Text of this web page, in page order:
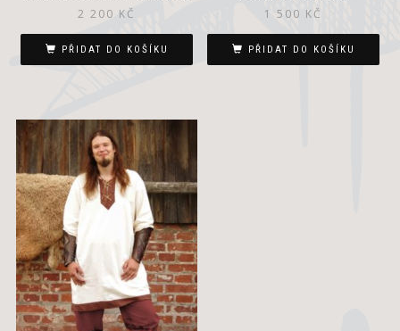
2 200 KČ
PŘIDAT DO KOŠÍKU
1 500 KČ
PŘIDAT DO KOŠÍKU